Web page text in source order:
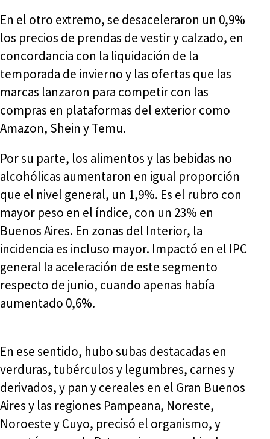
En el otro extremo, se desaceleraron un 0,9%
los precios de prendas de vestir y calzado, en
concordancia con la liquidación de la
temporada de invierno y las ofertas que las
marcas lanzaron para competir con las
compras en plataformas del exterior como
Amazon, Shein y Temu.
Por su parte, los alimentos y las bebidas no
alcohólicas aumentaron en igual proporción
que el nivel general, un 1,9%. Es el rubro con
mayor peso en el índice, con un 23% en
Buenos Aires. En zonas del Interior, la
incidencia es incluso mayor. Impactó en el IPC
general la aceleración de este segmento
respecto de junio, cuando apenas había
aumentado 0,6%.
En ese sentido, hubo subas destacadas en
verduras, tubérculos y legumbres, carnes y
derivados, y pan y cereales en el Gran Buenos
Aires y las regiones Pampeana, Noreste,
Noroeste y Cuyo, precisó el organismo, y